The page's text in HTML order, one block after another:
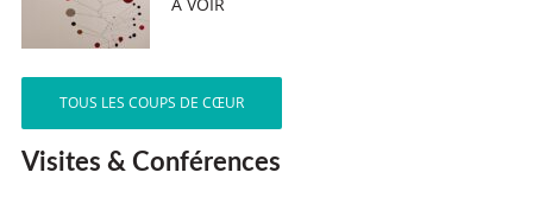
TOUS LES COUPS DE CŒUR
Visites & Conférences